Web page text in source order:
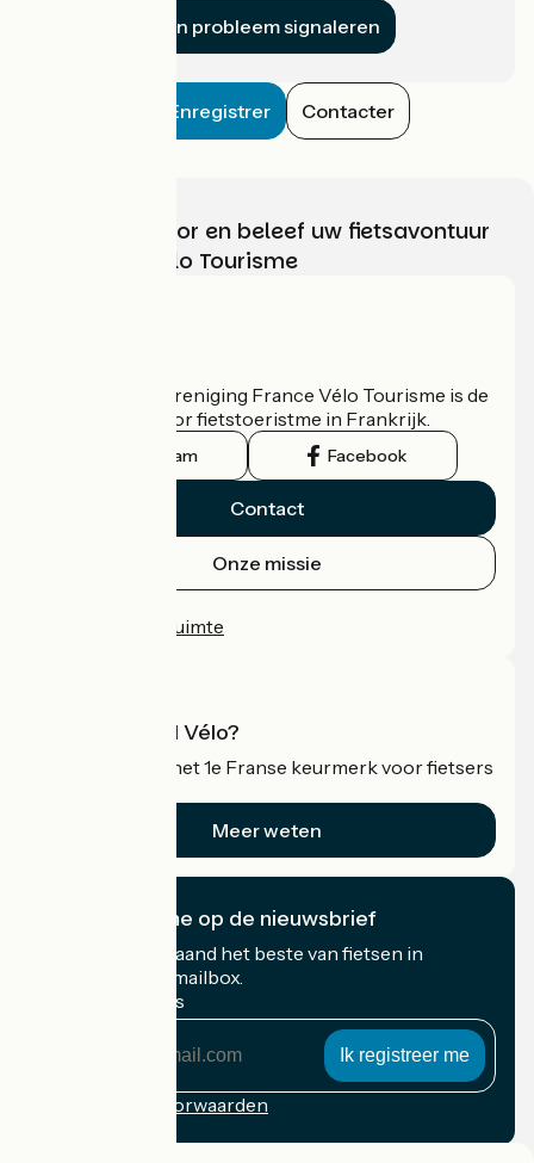
Een probleem signaleren
Enregistrer Contacter
Kies, bereid voor en beleef uw fietsavontuur
met France Vélo Tourisme
De nationale vereniging France Vélo Tourisme is de
officiële gids voor fietstoeristme in Frankrijk.
Instagram Facebook
Contact
Onze missie
Professionele ruimte
Wat is Accueil Vélo?
Accueil Vélo is het 1e Franse keurmerk voor fietsers
Meer weten
Ik abonneer me op de nieuwsbrief
Ontvang elke maand het beste van fietsen in
Frankrijk in uw mailbox.
Mijn e-mailadres
Inschrijvingsvoorwaarden